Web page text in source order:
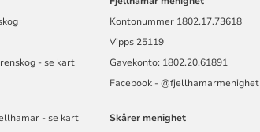
- se kart
- se kart
Kontonummer 1802.17.73618
Vipps 25119
Gavekonto: 1802.20.61891
Facebook -@fjellhamarmenighet
Skårer menighet